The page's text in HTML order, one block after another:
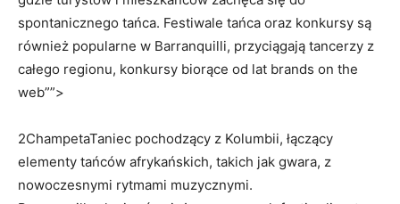
spontanicznego tańca. Festiwale tańca oraz⁤ konkursy są⁣
również popularne w ​Barranquilli, przyciągają ⁣tancerzy z
całego regionu, ​konkursy biorące od lat brands​ on the
⁣web””>
2ChampetaTaniec pochodzący z Kolumbii, łączący
elementy tańców afrykańskich, takich ⁢jak gwara, z⁤
nowoczesnymi ⁣rytmami muzycznymi.